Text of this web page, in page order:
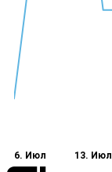
6. Июл 13. Июл